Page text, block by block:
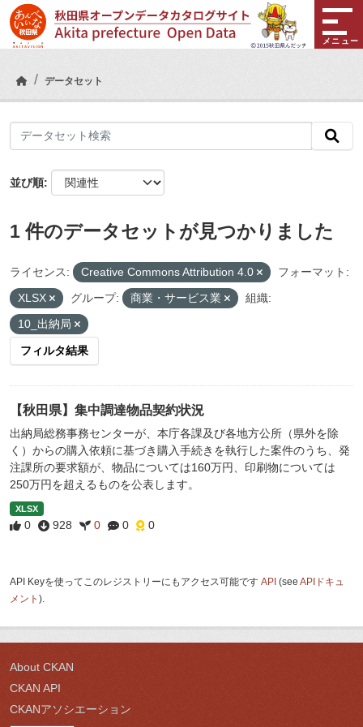
Skip to main content
メニュー
データセット
並び順
1 件のデータセットが見つかりました
ライセンス: Creative Commons Attribution 4.0
フォーマット:
XLSX
グループ: 商業・サービス業
組織:
10_出納局
フィルタ結果
【秋田県】集中調達物品契約状況
出納局総務事務センターが、本庁各課及び各地方公所（県外を除
く）からの購入依頼に基づき購入手続きを執行した案件のうち、発
注課所の要求額が、物品については160万円、印刷物については
250万円を超えるものを公表します。
XLSX
0 928 0 0 0
API Keyを使ってこのレジストリーにもアクセス可能です API (see APIドキュ
メント ).
About CKAN
CKAN API
CKANアソシエーション